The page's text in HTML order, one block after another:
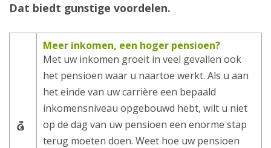
Dat biedt gunstige voordelen.
Meer inkomen, een hoger pensioen?
Met uw inkomen groeit in veel gevallen ook
het pensioen waar u naartoe werkt. Als u aan
het einde van uw carrière een bepaald
inkomensniveau opgebouwd hebt, wilt u niet
op de dag van uw pensioen een enorme stap
terug moeten doen. Weet hoe uw pensioen